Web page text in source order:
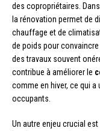
des copropriétaires.
la rénovation permet de
chauffage et de
de poids pour
des travaux souvent
contribue à améliorer le
comme en hiver, ce qui
occupants.
Un autre enjeu crucial est